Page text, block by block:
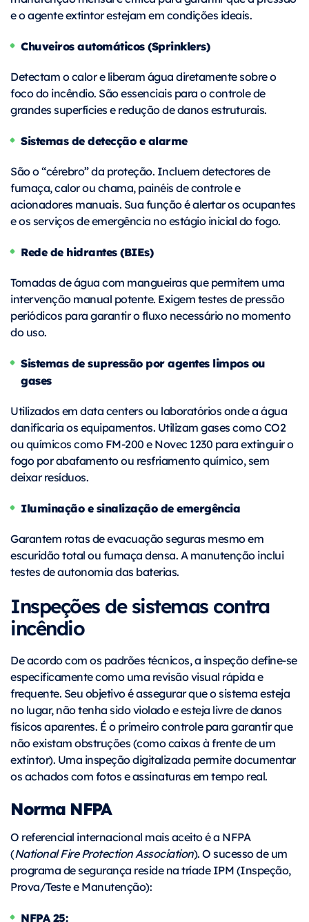
e o agente extintor estejam em condições ideais.
Chuveiros automáticos (Sprinklers)
Detectam o calor e liberam água diretamente sobre o
foco do incêndio. São essenciais para o controle de
grandes superfícies e redução de danos estruturais.
Sistemas de detecção e alarme
São o “cérebro” da proteção. Incluem detectores de
fumaça, calor ou chama, painéis de controle e
acionadores manuais. Sua função é alertar os ocupantes
e os serviços de emergência no estágio inicial do fogo.
Rede de hidrantes (BIEs)
Tomadas de água com mangueiras que permitem uma
intervenção manual potente. Exigem testes de pressão
periódicos para garantir o fluxo necessário no momento
do uso.
Sistemas de supressão por agentes limpos ou
gases
Utilizados em data centers ou laboratórios onde a água
danificaria os equipamentos. Utilizam gases como CO2
ou químicos como FM-200 e Novec 1230 para extinguir o
fogo por abafamento ou resfriamento químico, sem
deixar resíduos.
Iluminação e sinalização de emergência
Garantem rotas de evacuação seguras mesmo em
escuridão total ou fumaça densa. A manutenção inclui
testes de autonomia das baterias.
Inspeções de sistemas contra
incêndio
De acordo com os padrões técnicos, a inspeção define-se
especificamente como uma revisão visual rápida e
frequente. Seu objetivo é assegurar que o sistema esteja
no lugar, não tenha sido violado e esteja livre de danos
físicos aparentes. É o primeiro controle para garantir que
não existam obstruções (como caixas à frente de um
extintor). Uma inspeção digitalizada permite documentar
os achados com fotos e assinaturas em tempo real.
Norma NFPA
O referencial internacional mais aceito éa NFPA
(National Fire Protection Association). O sucesso de um
programa de segurança reside na tríade IPM (Inspeção,
Prova/Teste e Manutenção):
NFPA 25: